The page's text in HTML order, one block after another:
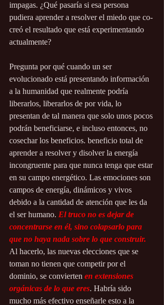
impagas. ¿Qué pasaría si esa persona
pudiera aprender a resolver el miedo que co-
creó el resultado que está experimentando
actualmente?
Pregunta por qué cuando un ser
evolucionado está presentando información
a la humanidad que realmente podría
liberarlos, liberarlos de por vida, lo
presentan de tal manera que solo unos pocos
podrán beneficiarse, e incluso entonces, no
cosechar los beneficios. beneficio total de
aprender a resolver y disolver la energía
incongruente para que nunca tenga que estar
en su campo energético. Las emociones son
campos de energía, dinámicos y vivos
debido a la cantidad de atención que les da
el ser humano. El truco no es dejar de
concentrarse en él, sino colapsarlo para
que no haya nada sobre lo que construir.
Al hacerlo, las nuevas elecciones que se
toman no tienen que competir por el
dominio, se convierten en extensiones
orgánicas de lo que eres. Habría sido
mucho más efectivo enseñarle esto a la